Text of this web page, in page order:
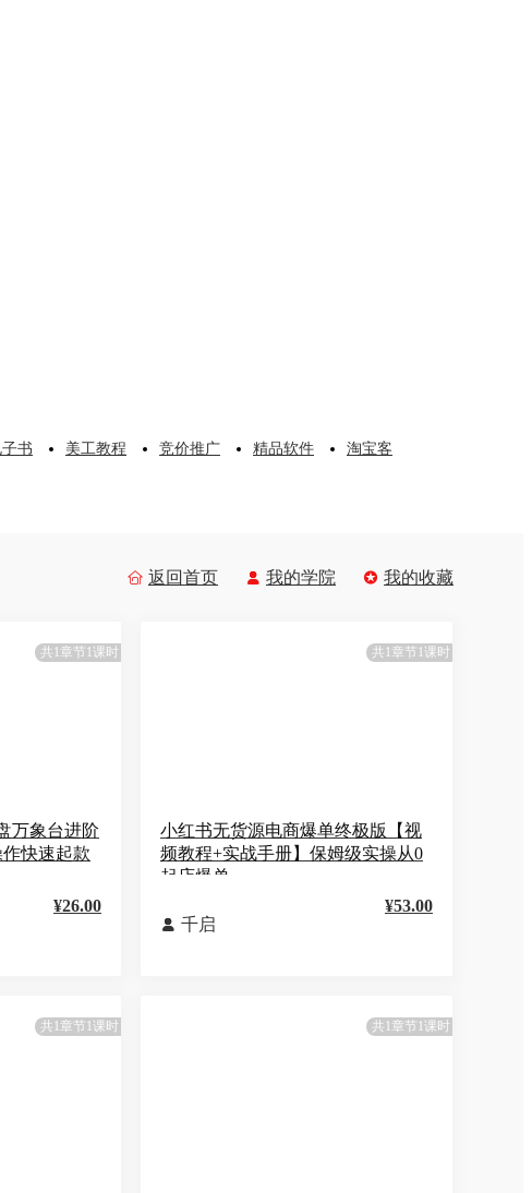
子书 美工教程 竞价推广 精品软件 淘宝客
 返回首页  我的学院  我的收藏
共1章节1课时
万象台进阶
快速起款
¥26.00
共1章节1课时
小红书无货源电商爆单终极版【视
频教程+实战手册】保姆级实操从0
起店爆单
 千启
¥53.00
共1章节1课时 共1章节1课时